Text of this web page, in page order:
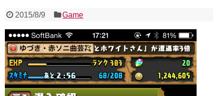
2015/8/9 Game